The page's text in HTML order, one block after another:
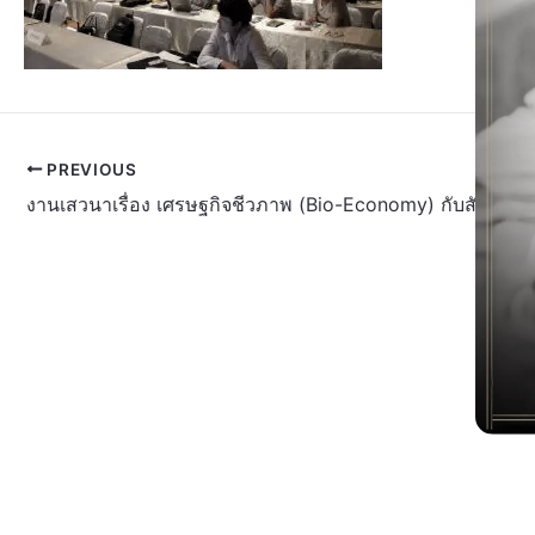
PREVIOUS
งานเสวนาเรื่อง เศรษฐกิจชีวภาพ (Bio-Economy) กับสังคมไ